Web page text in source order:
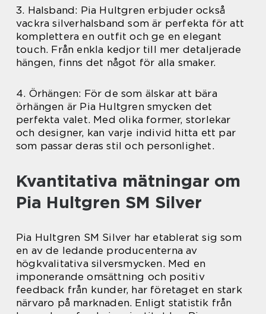
3. Halsband: Pia Hultgren erbjuder också
vackra silverhalsband som är perfekta för att
komplettera en outfit och ge en elegant
touch. Från enkla kedjor till mer detaljerade
hängen, finns det något för alla smaker.
4. Örhängen: För de som älskar att bära
örhängen är Pia Hultgren smycken det
perfekta valet. Med olika former, storlekar
och designer, kan varje individ hitta ett par
som passar deras stil och personlighet.
Kvantitativa mätningar om
Pia Hultgren SM Silver
Pia Hultgren SM Silver har etablerat sig som
en av de ledande producenterna av
högkvalitativa silversmycken. Med en
imponerande omsättning och positiv
feedback från kunder, har företaget en stark
närvaro på marknaden. Enligt statistik från